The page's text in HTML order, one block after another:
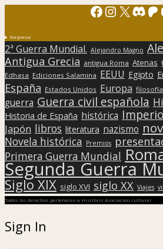
Facebook
X
Sorpresa
2ª Guerra Mundial. Alejandro Magno
Antigua Grecia antigua Roma Atenas
Edhasa Ediciones Salamina EEUU Egipto
España Estados Unidos Europa filosofía
guerra Guerra civil española
Historia de España histórica
Japón libros literatura nazismo
Novela histórica Premios
Primera Guerra Mundial
Segunda Guerra
Siglo XIX siglo XVI siglo XX Viajes
Todos los derechos pertenecen a Hislibris Asociación cultural
Sign In